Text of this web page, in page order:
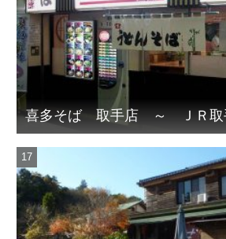
喜多そば 取手店 ～ ＪＲ取